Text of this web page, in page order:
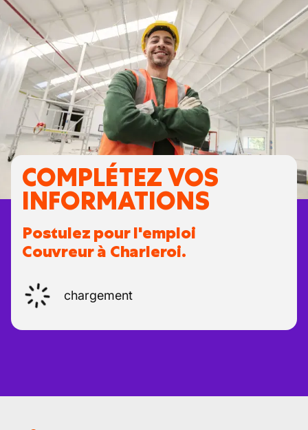
COMPLÉTEZ VOS
INFORMATIONS
Postulez pour l'emploi
Couvreur à Charleroi.
chargement